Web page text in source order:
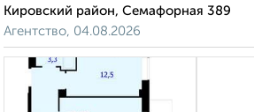
Кировский район, Семафорная 389
Агентство, 04.08.2026